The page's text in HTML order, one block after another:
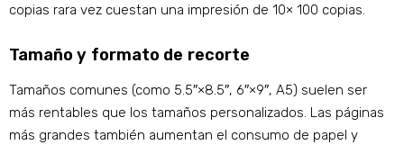
copias rara vez cuestan una impresión de 10× 100 copias.
Tamaño y formato de recorte
Tamaños comunes (como 5.5″×8.5″, 6″×9″, A5) suelen ser
más rentables que los tamaños personalizados. Las páginas
más grandes también aumentan el consumo de papel y